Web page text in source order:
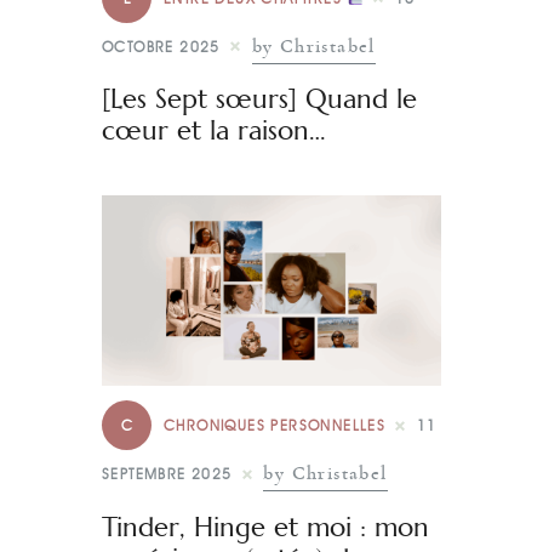
OCTOBRE 2025 by Christabel
[Les Sept sœurs] Quand le
cœur et la raison…
C CHRONIQUES PERSONNELLES 11
SEPTEMBRE 2025 by Christabel
Tinder, Hinge et moi : mon